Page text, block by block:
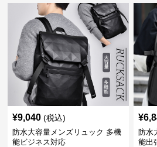
¥9,040 (税込)
防水大容量メンズリュック 多機
能ビジネス対応
¥
防水
能出